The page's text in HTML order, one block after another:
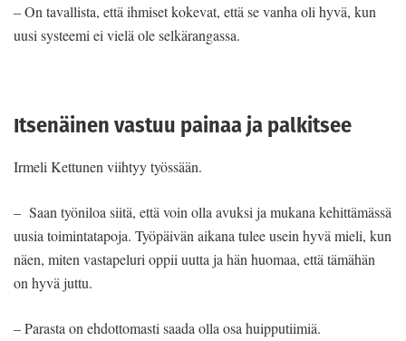
– On tavallista, että ihmiset kokevat, että se vanha oli hyvä, kun
uusi systeemi ei vielä ole selkärangassa.
Itsenäinen vastuu painaa ja palkitsee
Irmeli Kettunen viihtyy työssään.
– Saan työniloa siitä, että voin olla avuksi ja mukana kehittämässä
uusia toimintatapoja. Työpäivän aikana tulee usein hyvä mieli, kun
näen, miten vastapeluri oppii uutta ja hän huomaa, että tämähän
on hyvä juttu.
– Parasta on ehdottomasti saada olla osa huipputiimiä.